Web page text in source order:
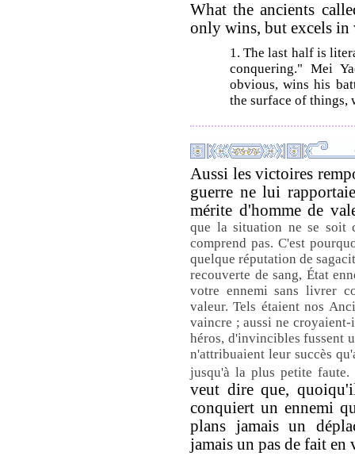
What the ancients
only wins, but excels in
1. The last half is
conquering." Mei
obvious, wins his
the surface of things,
Aussi les victoires
guerre ne lui
mérite d'homme de
que la situation ne se soit
comprend pas. C'est
quelque réputation de
recouverte de sang, État
votre ennemi sans livrer
valeur. Tels étaient nos
vaincre ; aussi ne
héros, d'invincibles fussent
n'attribuaient leur succès
jusqu'à la plus petite faute.
veut dire que,
conquiert un ennemi
plans jamais un
jamais un pas de fait en